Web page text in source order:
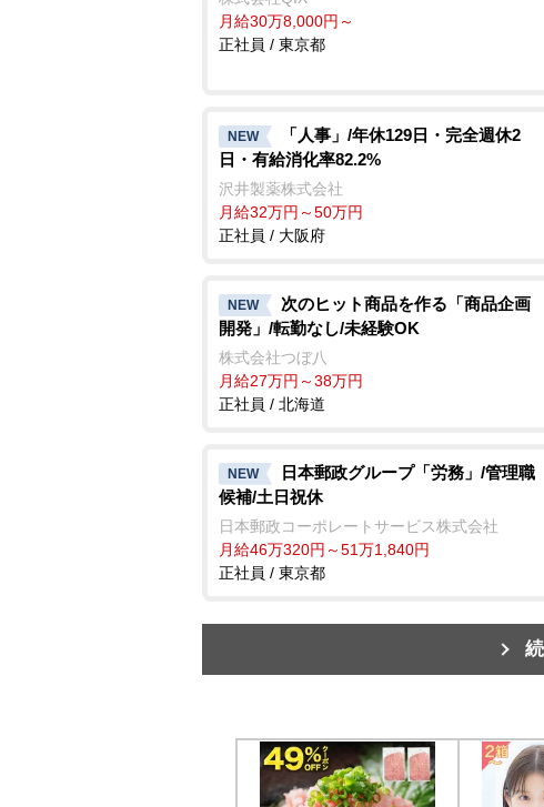
月給30万8,000円～
正社員 / 東京都
NEW
「人事」/年休129日・完全週休2
日・有給消化率82.2%
沢井製薬株式会社
月給32万円～50万円
正社員 / 大阪府
NEW
次のヒット商品を作る「商品企画
開発」/転勤なし/未経験OK
株式会社つぼ八
月給27万円～38万円
正社員 / 北海道
NEW
日本郵政グループ「労務」/管理職
候補/土日祝休
日本郵政コーポレートサービス株式会社
月給46万320円～51万1,840円
正社員 / 東京都